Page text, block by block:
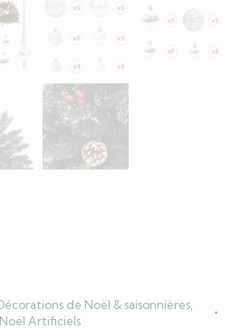
de Noël & saisonnières
Artificiels